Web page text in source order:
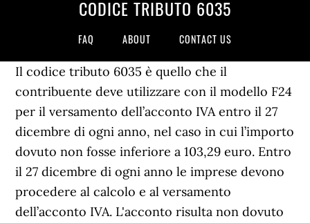
CODICE TRIBUTO 6035
FAQ ABOUT CONTACT US
Il codice tributo 6035 è quello che il
contribuente deve utilizzare con il modello F24
per il versamento dell’acconto IVA entro il 27
dicembre di ogni anno, nel caso in cui l’importo
dovuto non fosse inferiore a 103,29 euro. Entro
il 27 dicembre di ogni anno le imprese devono
procedere al calcolo e al versamento
dell’acconto IVA. L'acconto risulta non dovuto